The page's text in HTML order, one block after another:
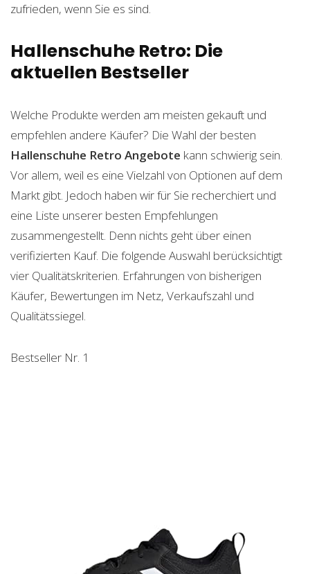
zufrieden, wenn Sie es sind.
Hallenschuhe Retro: Die
aktuellen Bestseller
Welche Produkte werden am meisten gekauft und
empfehlen andere Käufer? Die Wahl der besten
Hallenschuhe Retro Angebote kann schwierig sein.
Vor allem, weil es eine Vielzahl von Optionen auf dem
Markt gibt. Jedoch haben wir für Sie recherchiert und
eine Liste unserer besten Empfehlungen
zusammengestellt. Denn nichts geht über einen
verifizierten Kauf. Die folgende Auswahl berücksichtigt
vier Qualitätskriterien. Erfahrungen von bisherigen
Käufer, Bewertungen im Netz, Verkaufszahl und
Qualitätssiegel.
Bestseller Nr. 1